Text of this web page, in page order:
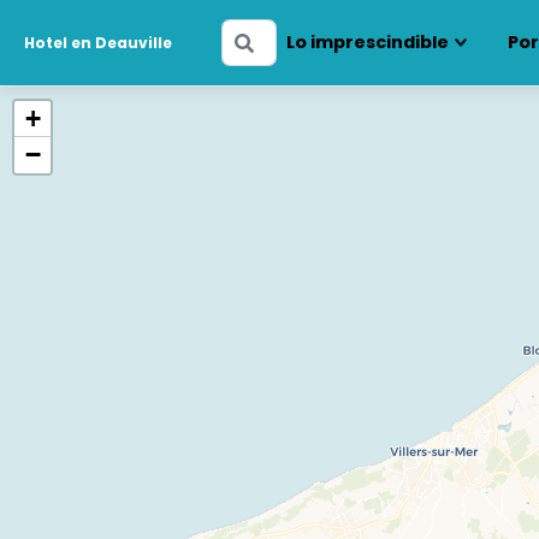
Hotel en Deauville
Ingresa
tus
Lo imprescindible
+
−